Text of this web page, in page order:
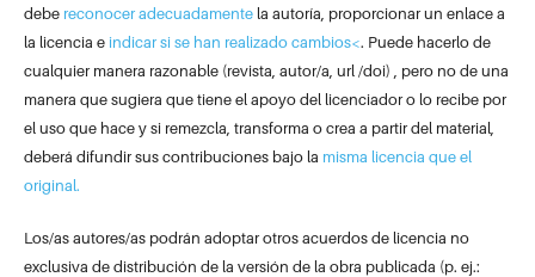
debe reconocer adecuadamentela autoría, proporcionar un enlace a
la licencia e indicar si se han realizado cambios<. Puede hacerlo de
cualquier manera razonable (revista, autor/a, url /doi) , pero no de una
manera que sugiera que tiene el apoyo del licenciador o lo recibe por
el uso que hace y si remezcla, transforma o crea a partir del material,
deberá difundir sus contribuciones bajo la misma licencia que el
original.
Los/as autores/as podrán adoptar otros acuerdos de licencia no
exclusiva de distribución de la versión de la obra publicada (p. ej.: